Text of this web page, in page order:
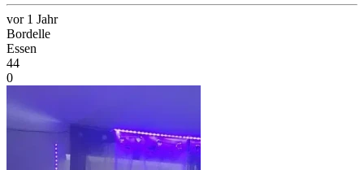
vor 1 Jahr
Bordelle
Essen
44
0